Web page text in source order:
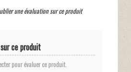
une évaluation sur ce produit
ce produit
pour évaluer ce produit.